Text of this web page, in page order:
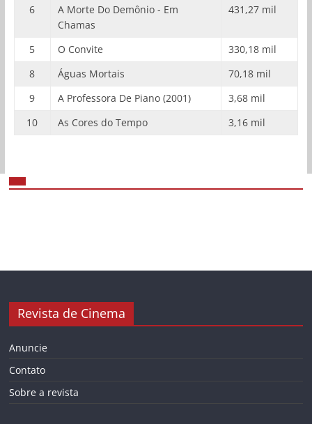
6
A Morte Do Demônio - Em
Chamas
431,27 mil
5 O Convite
330,18 mil
8
Águas Mortais
70,18 mil
9
A Professora De Piano (2001)
3,68 mil
10
As Cores do Tempo 3,16 mil
Revista de Cinema
Anuncie
Contato
Sobre a revista